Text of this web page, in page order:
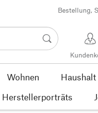
Bestellung,
Wohnen Haushalt
Herstellerporträts